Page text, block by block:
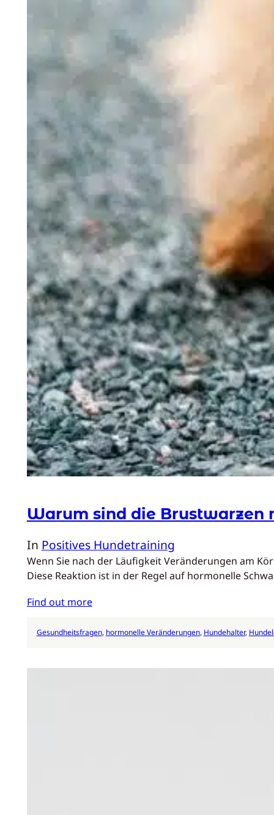
Warum sind die Brustwarzen
In Positives Hundetraining
Wenn Sie nach der Läufigkeit Veränderungen am
Diese Reaktion ist in der Regel auf hormonelle
Find out more
Gesundheitsfragen, hormonelle Veränderungen, Hundehalter,